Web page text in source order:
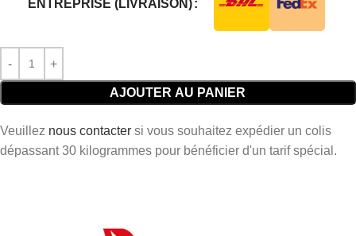
ENTREPRISE (LIVRAISON)
AJOUTER AU PANIER
Veuillez nous contacter si vous souhaitez expédier un colis
dépassant 30 kilogrammes pour bénéficier d'un tarif spécial.